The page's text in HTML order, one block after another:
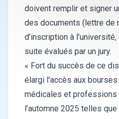
doivent remplir et signer
des documents (lettre de
d’inscription à
suite évalués par un jury.
« Fort du succès de ce
élargi l'accès aux
médicales et professions
l’automne 2025 telles